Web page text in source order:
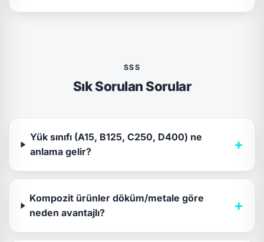
SSS
Sık Sorulan Sorular
Yük sınıfı (A15, B125, C250, D400) ne
anlama gelir?
+
Kompozit ürünler döküm/metale göre
neden avantajlı?
+